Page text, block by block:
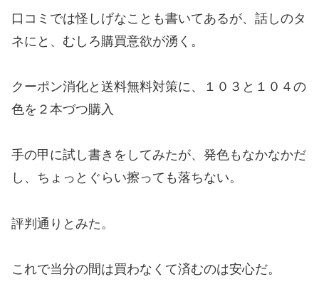
口コミでは怪しげなことも書いてあるが、話しのタ
ネにと、むしろ購買意欲が湧く。
クーポン消化と送料無料対策に、１０３と１０４の
色を２本づつ購入
手の甲に試し書きをしてみたが、発色もなかなかだ
し、ちょっとぐらい擦っても落ちない。
評判通りとみた。
これで当分の間は買わなくて済むのは安心だ。